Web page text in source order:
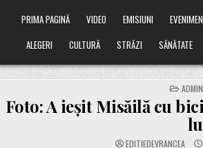
PRIMA PAGINĂ VIDEO EMISIUNI
ALEGERI
CULTURĂ STRĂZI SĂNĂTATE
IN
Foto: A ieșit Misăilă cu
EDITIEDEVRANCEA